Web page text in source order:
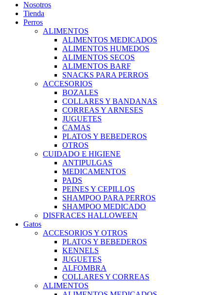
Nosotros
Tienda
Perros
ALIMENTOS
ALIMENTOS MEDICADOS
ALIMENTOS HUMEDOS
ALIMENTOS SECOS
ALIMENTOS BARF
SNACKS PARA PERROS
ACCESORIOS
BOZALES
COLLARES Y BANDANAS
CORREAS Y ARNESES
JUGUETES
CAMAS
PLATOS Y BEBEDEROS
OTROS
CUIDADO E HIGIENE
ANTIPULGAS
MEDICAMENTOS
PADS
PEINES Y CEPILLOS
SHAMPOO PARA PERROS
SHAMPOO MEDICADO
DISFRACES HALLOWEEN
Gatos
ACCESORIOS Y OTROS
PLATOS Y BEBEDEROS
KENNELS
JUGUETES
ALFOMBRA
COLLARES Y CORREAS
ALIMENTOS